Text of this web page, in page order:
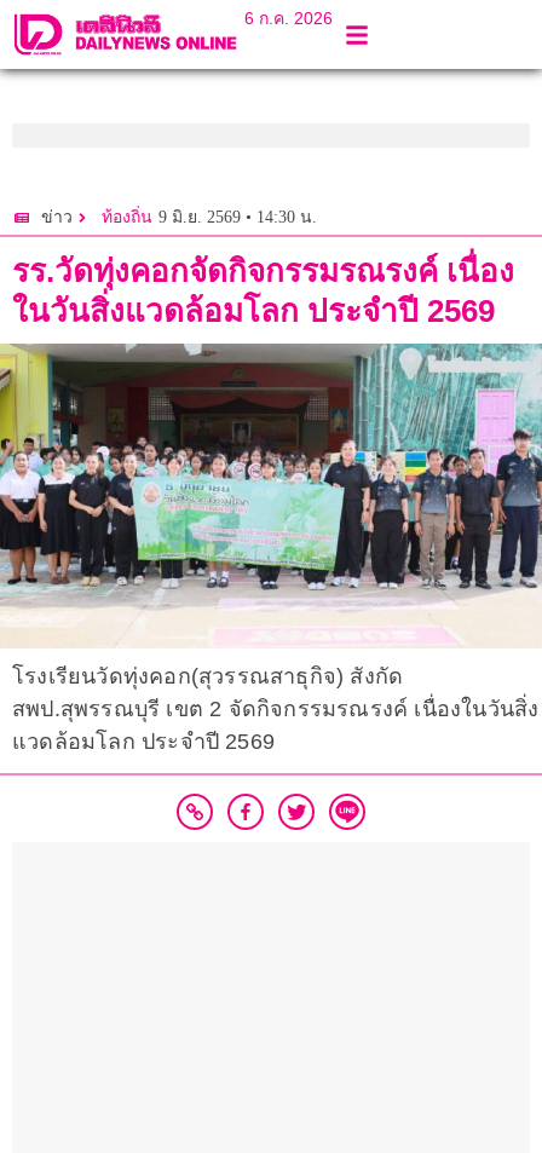
6 ก.ค. 2026
ข่าว ท้องถิ่น 9 มิ.ย. 2569 • 14:30 น.
รร.วัดทุ่งคอกจัดกิจกรรมรณรงค์ เนื่อง
ในวันสิ่งแวดล้อมโลก ประจำปี 2569
โรงเรียนวัดทุ่งคอก(สุวรรณสาธุกิจ) สังกัด
สพป.สุพรรณบุรี เขต 2 จัดกิจกรรมรณรงค์ เนื่องในวันสิ่ง
แวดล้อมโลก ประจำปี 2569